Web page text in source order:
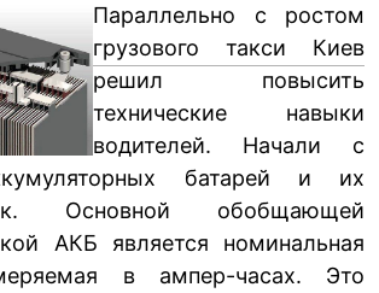
Параллельно с ростом
грузового такси Киев
решил повысить
технические навыки
водителей. Начали с
батарей и их
Основной обобщающей
АКБ является номинальная
в ампер-часах. Это